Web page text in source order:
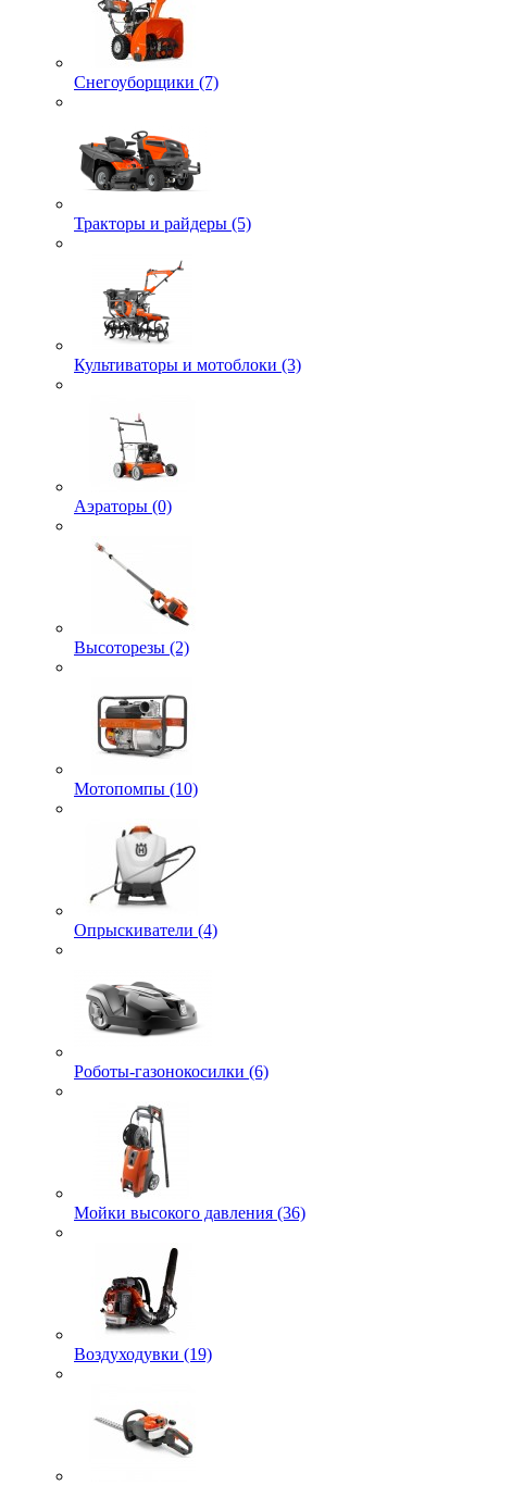
Снегоуборщики (7)
Тракторы и райдеры (5)
Культиваторы и мотоблоки (3)
Аэраторы (0)
Высоторезы (2)
Мотопомпы (10)
Опрыскиватели (4)
Роботы-газонокосилки (6)
Мойки высокого давления (36)
Воздуходувки (19)